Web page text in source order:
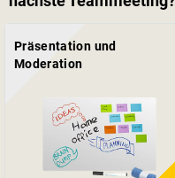
Präsentation und
Moderation